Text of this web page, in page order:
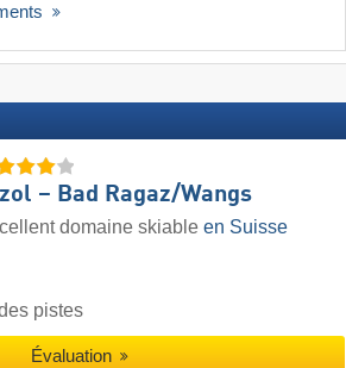
– Bad Ragaz/​Wangs
domaine skiable en Suisse
pistes
Évaluation